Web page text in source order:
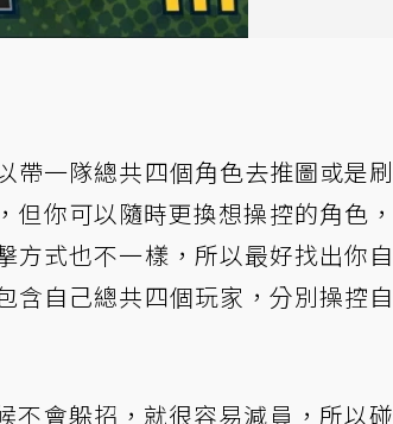
帶一隊總共四個角色去推圖或是刷
你可以隨時更換想操控的角色，
方式也不一樣，所以最好找出你自
含自己總共四個玩家，分別操控自
不會躲招，就很容易減員，所以碰